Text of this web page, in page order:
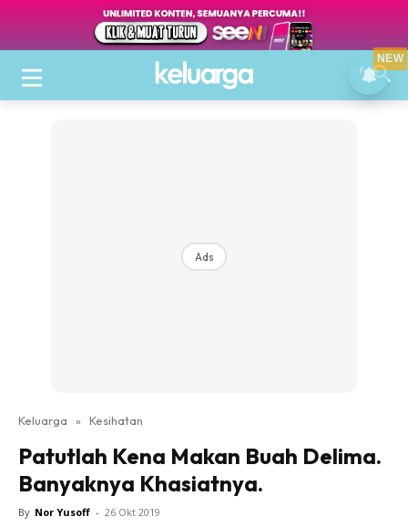
Ads
Keluarga » Kesihatan
Patutlah Kena Makan Buah Delima.
Banyaknya Khasiatnya.
By Nor Yusoff - 26 Okt 2019
NEW